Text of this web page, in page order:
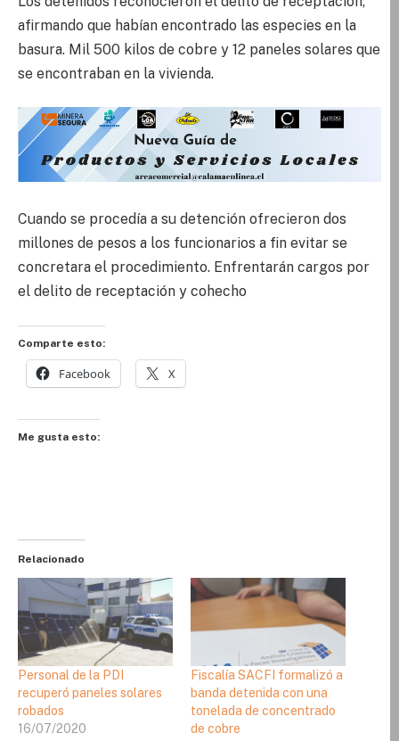
afirmando que habían encontrado las especies en la
basura. Mil 500 kilos de cobre y 12 paneles solares que
se encontraban en la vivienda.
Cuando se procedía a su detención ofrecieron dos
millones de pesos a los funcionarios a fin evitar se
concretara el procedimiento. Enfrentarán cargos por
el delito de receptación y cohecho
Comparte esto:
Facebook X
Me gusta esto:
Relacionado
Personal de la PDI
recuperó paneles solares
robados
16/07/2020
Fiscalía SACFI formalizó a
banda detenida con una
tonelada de concentrado
de cobre